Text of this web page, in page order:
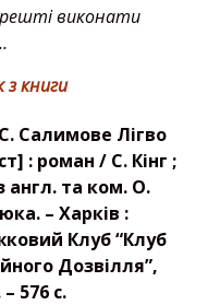
виконати
книги
. Салимове Лігво
: роман / С. Кінг ;
англ. та ком. О.
– Харків :
Клуб “Клуб
Дозвілля”,
– 576 с.